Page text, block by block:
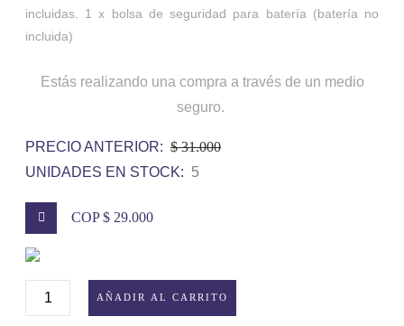
incluidas. 1 x bolsa de seguridad para batería (batería no
incluida)
Estás realizando una compra a través de un medio
seguro.
PRECIO ANTERIOR: $ 31.000
UNIDADES EN STOCK: 5
COP $ 29.000
BOLSA
DE
AÑADIR AL CARRITO